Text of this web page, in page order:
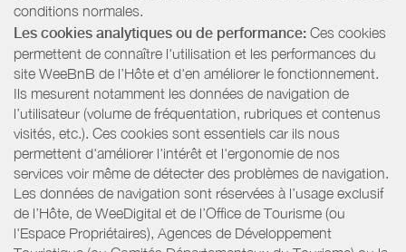
conditions normales.
Les cookies analytiques ou de performance: Ces cookies
permettent de connaître l'utilisation et les performances du
site WeeBnB de l’Hôte et d'en améliorer le fonctionnement.
Ils mesurent notamment les données de navigation de
l’utilisateur (volume de fréquentation, rubriques et contenus
visités, etc.). Ces cookies sont essentiels car ils nous
permettent d'améliorer l'intérêt et l'ergonomie de nos
services voir même de détecter des problèmes de navigation.
Les données de navigation sont réservées à l’usage exclusif
de l’Hôte, de WeeDigital et de l’Office de Tourisme (ou
l'Espace Propriétaires), Agences de Développement